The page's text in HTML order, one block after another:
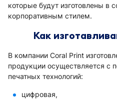
которые будут изготовлены в
корпоративным стилем.
Как
В компании Coral Print
продукции осуществляется
печатных технологий:
цифровая,